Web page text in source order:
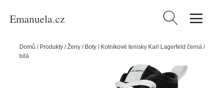
Emanuela.cz Vyhledávání
Domů / Produkty /Ženy / Boty / Kotníkové tenisky Karl Lagerfeld černá /
bílá